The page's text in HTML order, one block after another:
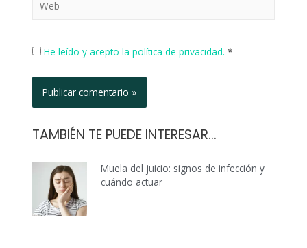
He leído y acepto la política de privacidad.*
TAMBIÉN TE PUEDE INTERESAR...
Muela del juicio: signos de infección y
cuándo actuar